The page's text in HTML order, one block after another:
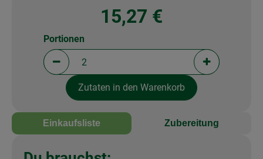
15,27 €
Portionen verringern (aktuell 2 Portionen
Portionen
Portionen
Zutaten in den Warenkorb
Einkaufsliste Zubereitung